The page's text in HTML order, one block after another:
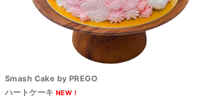
Smash Cake by PREGO
ハートケーキ NEW！